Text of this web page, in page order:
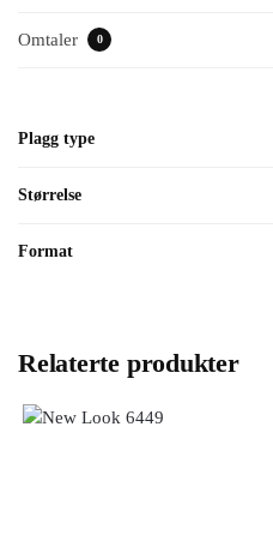
Omtaler 0
Plagg type
Størrelse
Format
Relaterte produkter